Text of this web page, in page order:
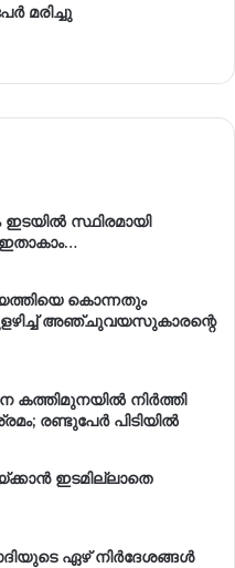
മരിച്ചു
സ്ഥിരമായി
കൊന്നതും
അഞ്ചുവയസുകാരന്റെ
നിർത്തി
രണ്ടുപേർ പിടിയിൽ
ഇടമില്ലാതെ
ഏഴ് നിര്‍ദേശങ്ങള്‍